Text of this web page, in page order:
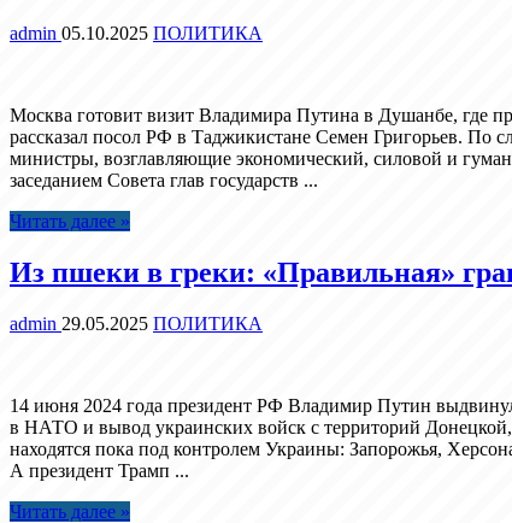
admin 05.10.2025 ПОЛИТИКА
Москва готовит визит Владимира Путина в Душанбе, где
рассказал посол РФ в Таджикистане Семен Григорьев. По
министры, возглавляющие экономический, силовой и
заседанием Совета глав государств ...
Читать далее »
Из пшеки в греки: «Правильная»
admin 29.05.2025 ПОЛИТИКА
14 июня 2024 года президент РФ Владимир Путин
в НАТО и вывод украинских войск с территорий Донецкой,
находятся пока под контролем Украины: Запорожья,
А президент Трамп ...
Читать далее »